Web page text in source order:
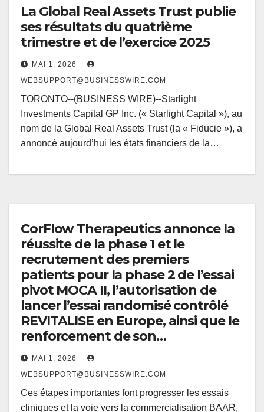
La Global Real Assets Trust publie
ses résultats du quatrième
trimestre et de l’exercice 2025
MAI 1, 2026
WEBSUPPORT@BUSINESSWIRE.COM
TORONTO--(BUSINESS WIRE)--Starlight
Investments Capital GP Inc. (« Starlight Capital »), au
nom de la Global Real Assets Trust (la « Fiducie »), a
annoncé aujourd’hui les états financiers de la…
CorFlow Therapeutics annonce la
réussite de la phase 1 et le
recrutement des premiers
patients pour la phase 2 de l’essai
pivot MOCA II, l’autorisation de
lancer l’essai randomisé contrôlé
REVITALISE en Europe, ainsi que le
renforcement de son…
MAI 1, 2026
WEBSUPPORT@BUSINESSWIRE.COM
Ces étapes importantes font progresser les essais
cliniques et la voie vers la commercialisation BAAR,